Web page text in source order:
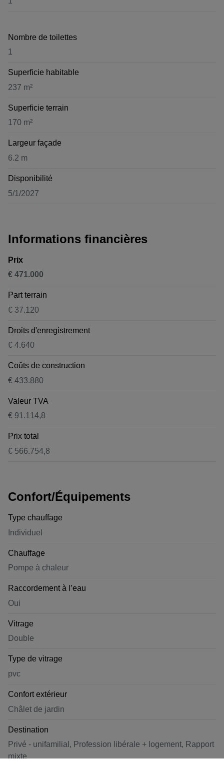
Nombre de toilettes
1
Superficie habitable
237 m²
Superficie terrain
170 m²
Largeur façade
6.2 m
Disponibilité
5/1/2027
Informations financières
Prix
€ 471.000
Part terrain
€ 37.120
Droits d'enregistrement
€ 4.640
Coûts de construction
€ 433.880
Valeur TVA
€ 91.114,8
Prix total
€ 566.754,8
Confort/Équipements
Type chauffage
Individuel
Chauffage
Pompe à chaleur
Raccordement à l’eau
Oui
Vitrage
Double
Type de vitrage
pvc
Confort extérieur
Châlet de jardin
Destination
Privé - unifamilial, Profession libérale + logement, Rapport
mixte